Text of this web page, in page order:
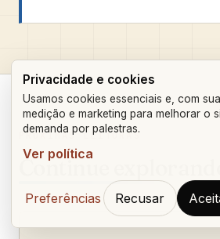
PRÓXIMAS LEITURAS
Continue
Privacidade e cookies
Usamos cookies essenciais e, com
medição e marketing para melhorar o
demanda por palestras.
Ver política
Preferências Recusar